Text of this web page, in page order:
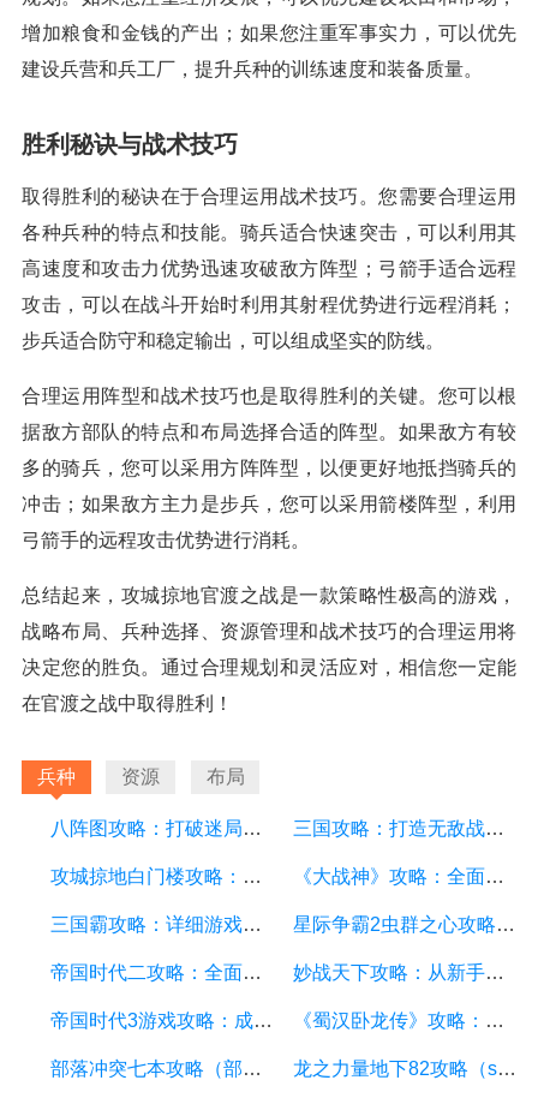
增加粮食和金钱的产出；如果您注重军事实力，可以优先
建设兵营和兵工厂，提升兵种的训练速度和装备质量。
胜利秘诀与战术技巧
取得胜利的秘诀在于合理运用战术技巧。您需要合理运用
各种兵种的特点和技能。骑兵适合快速突击，可以利用其
高速度和攻击力优势迅速攻破敌方阵型；弓箭手适合远程
攻击，可以在战斗开始时利用其射程优势进行远程消耗；
步兵适合防守和稳定输出，可以组成坚实的防线。
合理运用阵型和战术技巧也是取得胜利的关键。您可以根
据敌方部队的特点和布局选择合适的阵型。如果敌方有较
多的骑兵，您可以采用方阵阵型，以便更好地抵挡骑兵的
冲击；如果敌方主力是步兵，您可以采用箭楼阵型，利用
弓箭手的远程攻击优势进行消耗。
总结起来，攻城掠地官渡之战是一款策略性极高的游戏，
战略布局、兵种选择、资源管理和战术技巧的合理运用将
决定您的胜负。通过合理规划和灵活应对，相信您一定能
在官渡之战中取得胜利！
兵种 资源 布局
八阵图攻略：打破迷局，征服挑战！ 三国攻略：打造无敌战略，征服乱世之王者之路
攻城掠地白门楼攻略：详细游戏攻略方面的描述 《大战神》攻略：全面解析游戏要点、技巧和战略策略
三国霸攻略：详细游戏攻略方面的描述 星际争霸2虫群之心攻略：打败虫族的关键技巧
帝国时代二攻略：全面解析游戏流程、兵种、建筑和策略 妙战天下攻略：从新手到高手的必备指南
帝国时代3游戏攻略：成为真正的帝王 《蜀汉卧龙传》攻略：如何在游戏中取得胜利
部落冲突七本攻略（部落冲突 七本攻略） 龙之力量地下82攻略（ss龙之力量隐藏任务）